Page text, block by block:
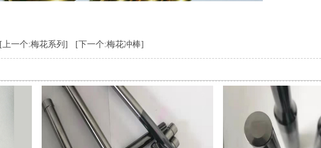
[上一个:梅花系列] [下一个:梅花冲棒]